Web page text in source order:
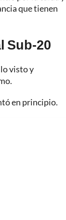
que tienen
Sub-20
visto y
en principio.